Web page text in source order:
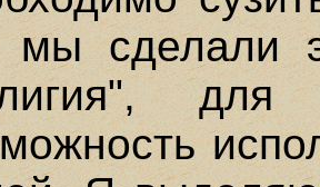
мы сделали